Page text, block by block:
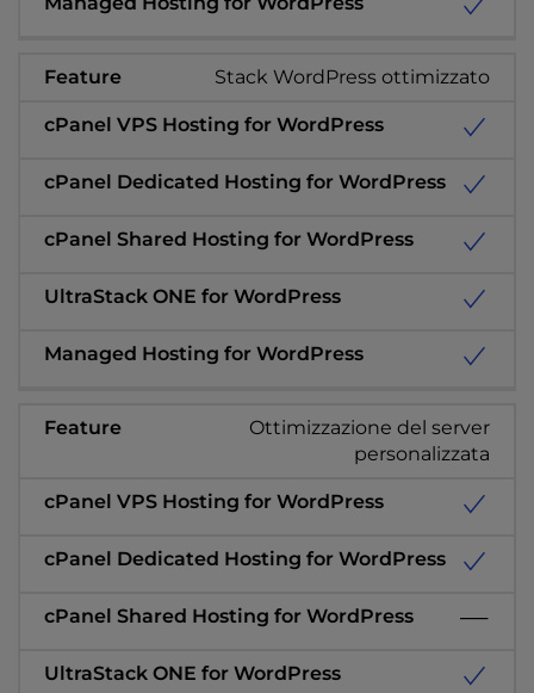
Stack WordPress ottimizzato
Ottimizzazione del server
personalizzata